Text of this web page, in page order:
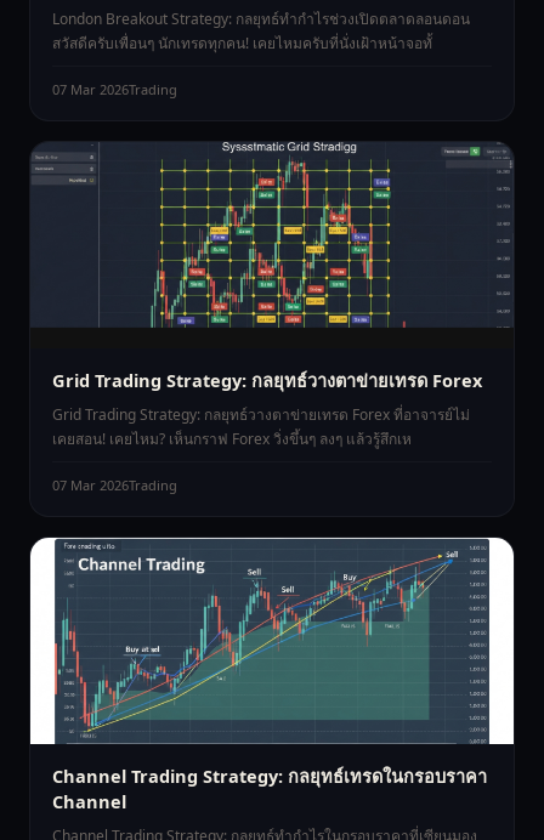
London Breakout Strategy: กลยุทธ์ทำกำไรช่วงเปิดตลาดลอนดอน
สวัสดีครับเพื่อนๆ นักเทรดทุกคน! เคยไหมครับที่นั่งเฝ้าหน้าจอทั้
07 Mar 2026Trading
Grid Trading Strategy: กลยุทธ์วางตาข่ายเทรด Forex
Grid Trading Strategy: กลยุทธ์วางตาข่ายเทรด Forex ที่อาจารย์ไม่
เคยสอน! เคยไหม? เห็นกราฟ Forex วิ่งขึ้นๆ ลงๆ แล้วรู้สึกเห
07 Mar 2026Trading
Channel Trading Strategy: กลยุทธ์เทรดในกรอบราคา
Channel
Channel Trading Strategy: กลยุทธ์ทำกำไรในกรอบราคาที่เซียนมอง